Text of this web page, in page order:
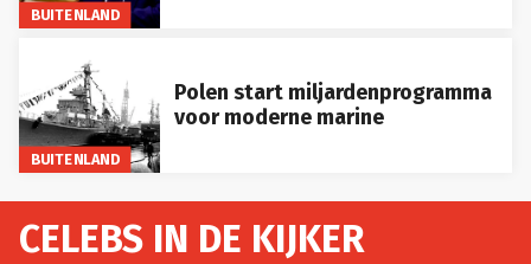
BUITENLAND
BUITENLAND
Polen start miljardenprogramma
voor moderne marine
CELEBS IN DE KIJKER